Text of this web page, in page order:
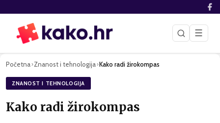
☰
Početna›Znanost i tehnologija›Kako radi žirokompas
ZNANOST I TEHNOLOGIJA
Kako radi žirokompas